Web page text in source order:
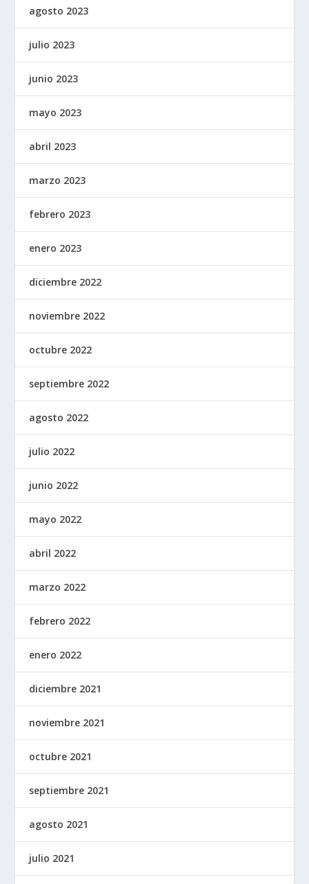
agosto 2023
julio 2023
junio 2023
mayo 2023
abril 2023
marzo 2023
febrero 2023
enero 2023
diciembre 2022
noviembre 2022
octubre 2022
septiembre 2022
agosto 2022
julio 2022
junio 2022
mayo 2022
abril 2022
marzo 2022
febrero 2022
enero 2022
diciembre 2021
noviembre 2021
octubre 2021
septiembre 2021
agosto 2021
julio 2021